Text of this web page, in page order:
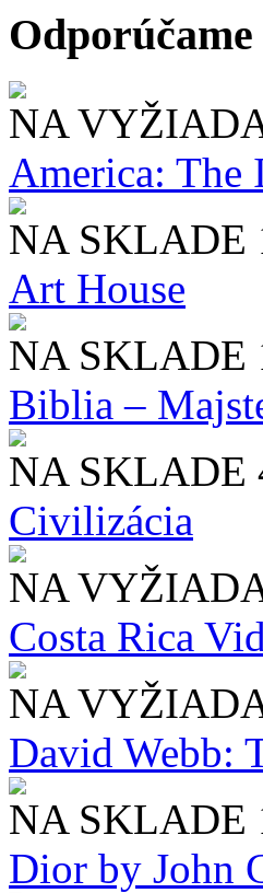
Odporúčame
NA
America: The
NA SKLADE
Art House
NA SKLADE
Biblia –
NA SKLADE
Civilizácia
NA
Costa Rica
NA
David Webb:
NA SKLADE
Dior by John